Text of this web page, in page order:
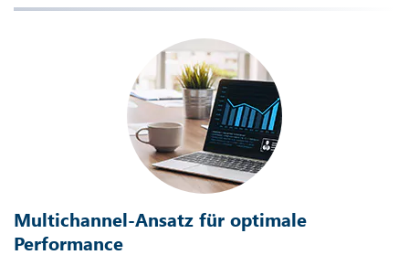
Multichannel-Ansatz für optimale
Performance